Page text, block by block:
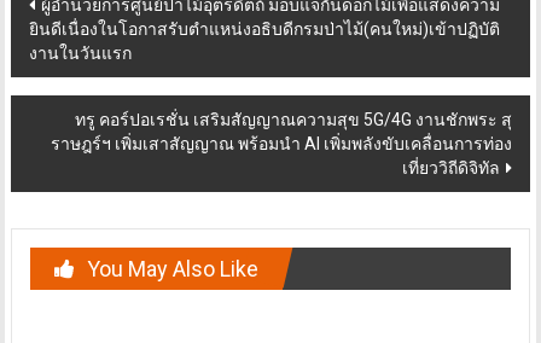
navigation
ผู้อำนวยการศูนย์ป่าไม้อุตรดิตถ์ มอบแจกันดอกไม้เพื่อแสดงความ
ยินดีเนื่องในโอกาสรับตำแหน่งอธิบดีกรมป่าไม้(คนใหม่)เข้าปฏิบัติ
งานในวันแรก
ทรู คอร์ปอเรชั่น เสริมสัญญาณความสุข 5G/4G งานชักพระ สุ
ราษฎร์ฯ เพิ่มเสาสัญญาณ พร้อมนำ AI เพิ่มพลังขับเคลื่อนการท่อง
เที่ยววิถีดิจิทัล
You May Also Like